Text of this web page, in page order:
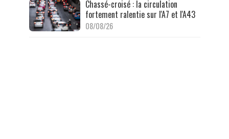
Chassé-croisé : la circulation
fortement ralentie sur l'A7 et l'A43
08/08/26